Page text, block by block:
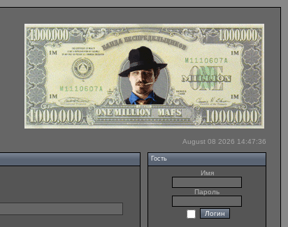
August 08 2026 14:47:36
Гость
Имя
Пароль